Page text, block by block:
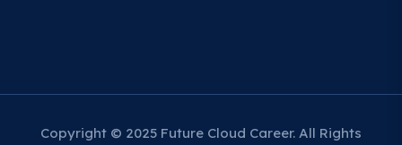
Copyright © 2025 Future Cloud Career. All Rights